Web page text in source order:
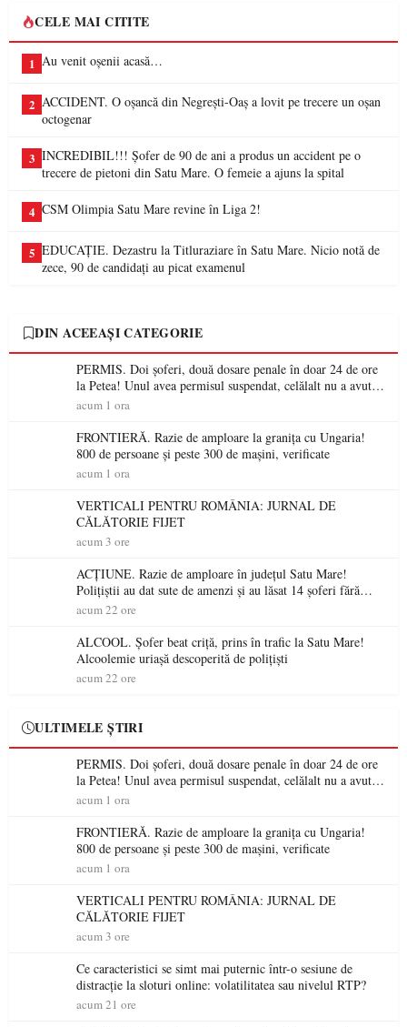
CELE MAI CITITE
1 Au venit oșenii acasă…
2 ACCIDENT. O oșancă din Negrești-Oaș a lovit pe trecere un oșan
octogenar
3 INCREDIBIL!!! Șofer de 90 de ani a produs un accident pe o
trecere de pietoni din Satu Mare. O femeie a ajuns la spital
4 CSM Olimpia Satu Mare revine în Liga 2!
5 EDUCAȚIE. Dezastru la Titluraziare în Satu Mare. Nicio notă de
zece, 90 de candidați au picat examenul
DIN ACEEAȘI CATEGORIE
PERMIS. Doi șoferi, două dosare penale în doar 24 de ore
la Petea! Unul avea permisul suspendat, celălalt nu a avut
niciodată permis
acum 1 ora
FRONTIERĂ. Razie de amploare la granița cu Ungaria!
800 de persoane și peste 300 de mașini, verificate
acum 1 ora
VERTICALI PENTRU ROMÂNIA: JURNAL DE
CĂLĂTORIE FIJET
acum 3 ore
ACȚIUNE. Razie de amploare în județul Satu Mare!
Polițiștii au dat sute de amenzi și au lăsat 14 șoferi fără
permis într-o singură zi
acum 22 ore
ALCOOL. Șofer beat criță, prins în trafic la Satu Mare!
Alcoolemie uriașă descoperită de polițiști
acum 22 ore
ULTIMELE ȘTIRI
PERMIS. Doi șoferi, două dosare penale în doar 24 de ore
la Petea! Unul avea permisul suspendat, celălalt nu a avut
niciodată permis
acum 1 ora
FRONTIERĂ. Razie de amploare la granița cu Ungaria!
800 de persoane și peste 300 de mașini, verificate
acum 1 ora
VERTICALI PENTRU ROMÂNIA: JURNAL DE
CĂLĂTORIE FIJET
acum 3 ore
Ce caracteristici se simt mai puternic într-o sesiune de
distracție la sloturi online: volatilitatea sau nivelul RTP?
acum 21 ore